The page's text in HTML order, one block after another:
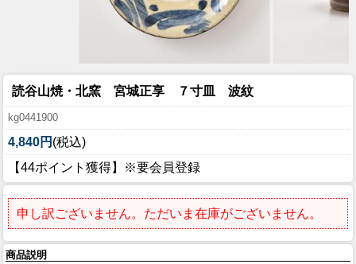
読谷山焼・北窯 宮城正享 ７寸皿 波紋
kg0441900
4,840円 (税込)
【44ポイント獲得】※要会員登録
申し訳ございません。ただいま在庫がございません。
商品説明